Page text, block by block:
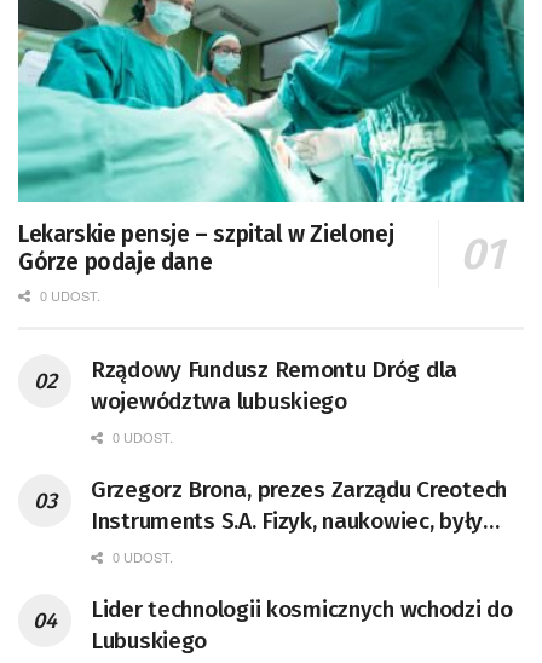
Lekarskie pensje – szpital w Zielonej
Górze podaje dane
0 UDOST.
Rządowy Fundusz Remontu Dróg dla
województwa lubuskiego
0 UDOST.
Grzegorz Brona, prezes Zarządu Creotech
Instruments S.A. Fizyk, naukowiec, były
pracownik CERN w Genewie,
doktor habilitowany nauk fizycznych,
koordynator Rady Sektorowej ds.
0 UDOST.
Lider technologii kosmicznych wchodzi do
Lubuskiego